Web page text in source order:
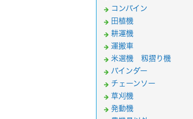
コンバイン
田植機
耕運機
運搬車
米選機 籾摺り機
バインダー
チェーンソー
草刈機
発動機